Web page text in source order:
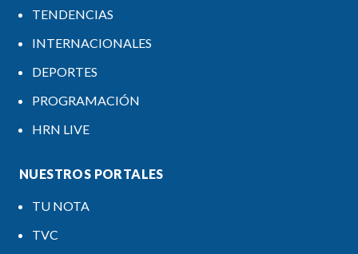
TENDENCIAS
INTERNACIONALES
DEPORTES
PROGRAMACIÓN
HRN LIVE
NUESTROS PORTALES
TU NOTA
TVC